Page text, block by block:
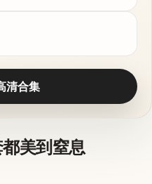
清合集
美到窒息